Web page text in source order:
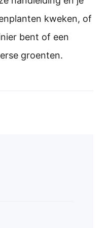
kweken, of
bent of een
groenten.